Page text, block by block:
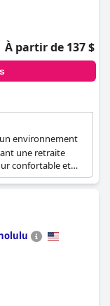
À partir de 137 $
environnement
une retraite
confortable et